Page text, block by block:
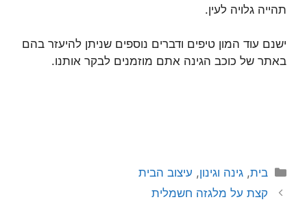
תהייה גלויה לעין.
ישנם עוד המון טיפים ודברים נוספים שניתן להיעזר בהם
באתר של כוכב הגינה אתם מוזמנים לבקר אותנו.
קטגוריות
בית,גינה וגינון, עיצוב הבית
קצת על מלגזה חשמלית